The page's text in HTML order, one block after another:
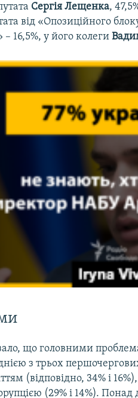
Сергія Лещенка,
від «Опозиційного
– 16,5%, у його колеги
що головними
з трьох
(відповідно, 34% і
(29% і 14%).